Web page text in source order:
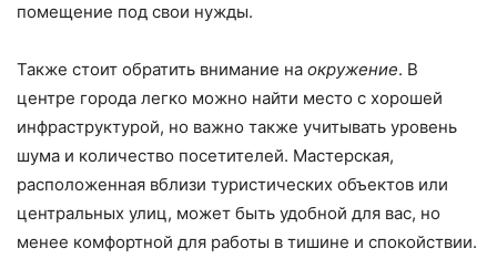
помещение под свои нужды.
Также стоит обратить внимание на окружение. В
центре города легко можно найти место с хорошей
инфраструктурой, но важно также учитывать уровень
шума и количество посетителей. Мастерская,
расположенная вблизи туристических объектов или
центральных улиц, может быть удобной для вас, но
менее комфортной для работы в тишине и спокойствии.